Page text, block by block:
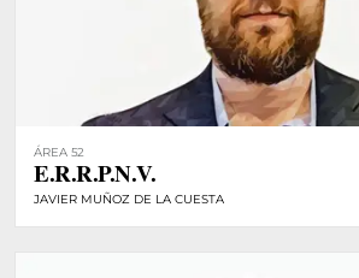
ÁREA 52
E.R.R.P.N.V.
JAVIER MUÑOZ DE LA CUESTA